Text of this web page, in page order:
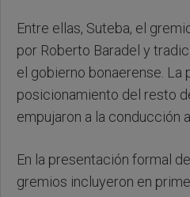
Entre ellas, Suteba, el
por Roberto Baradel y
el gobierno bonaerense. La
posicionamiento del resto
empujaron a la conducción
En la presentación formal
gremios incluyeron en